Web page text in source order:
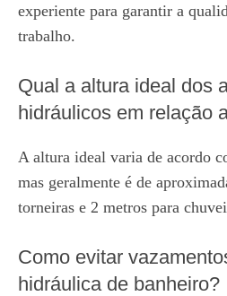
experiente para garantir a
trabalho.
Qual a altura ideal dos
hidráulicos em relação
A altura ideal varia de acordo
mas geralmente é de
torneiras e 2 metros para
Como evitar
hidráulica de banheiro?